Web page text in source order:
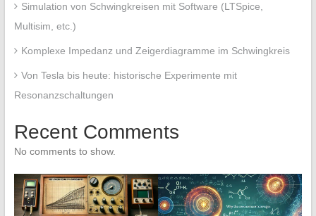
Simulation von Schwingkreisen mit Software (LTSpice,
Multisim, etc.)
Komplexe Impedanz und Zeigerdiagramme im Schwingkreis
Von Tesla bis heute: historische Experimente mit
Resonanzschaltungen
Recent Comments
No comments to show.